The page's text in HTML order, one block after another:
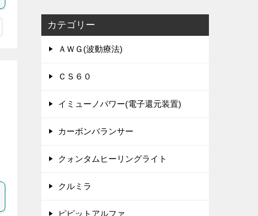
カテゴリー
ＡＷＧ(波動療法)
ＣＳ６０
イミューノパワー(電子還元装置)
カーボンバランサー
クォンタムヒーリングライト
クルミラ
ピピットアルファ